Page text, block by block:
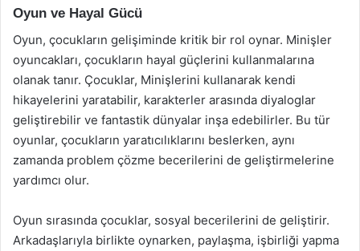
Oyun ve Hayal Gücü
Oyun, çocukların gelişiminde kritik bir rol oynar. Minişler
oyuncakları, çocukların hayal güçlerini kullanmalarına
olanak tanır. Çocuklar, Minişlerini kullanarak kendi
hikayelerini yaratabilir, karakterler arasında diyaloglar
geliştirebilir ve fantastik dünyalar inşa edebilirler. Bu tür
oyunlar, çocukların yaratıcılıklarını beslerken, aynı
zamanda problem çözme becerilerini de geliştirmelerine
yardımcı olur.
Oyun sırasında çocuklar, sosyal becerilerini de geliştirir.
Arkadaşlarıyla birlikte oynarken, paylaşma, işbirliği yapma